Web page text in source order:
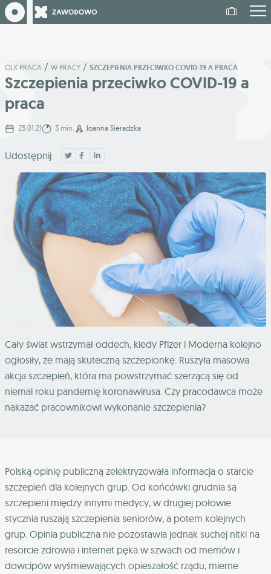
OLX PRACA / W PRACY / SZCZEPIENIA PRZECIWKO COVID-19 A PRACA
Szczepienia przeciwko COVID-19 a
praca
25.01.21 3 min. Joanna Sieradzka
Udostępnij
Cały świat wstrzymał oddech, kiedy Pfizer i Moderna kolejno
ogłosiły, że mają skuteczną szczepionkę. Ruszyła masowa
akcja szczepień, która ma powstrzymać szerzącą się od
niemal roku pandemię koronawirusa. Czy pracodawca może
nakazać pracownikowi wykonanie szczepienia?
Polską opinię publiczną zelektryzowała informacja o starcie
szczepień dla kolejnych grup. Od końcówki grudnia są
szczepieni między innymi medycy, w drugiej połowie
stycznia ruszają szczepienia seniorów, a potem kolejnych
grup. Opinia publiczna nie pozostawia jednak suchej nitki na
resorcie zdrowia i internet pęka w szwach od memów i
dowcipów wyśmiewających opieszałość rządu, mierne